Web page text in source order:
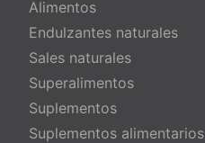
Alimentos
Endulzantes naturales
Sales naturales
Superalimentos
Suplementos
Suplementos alimentarios